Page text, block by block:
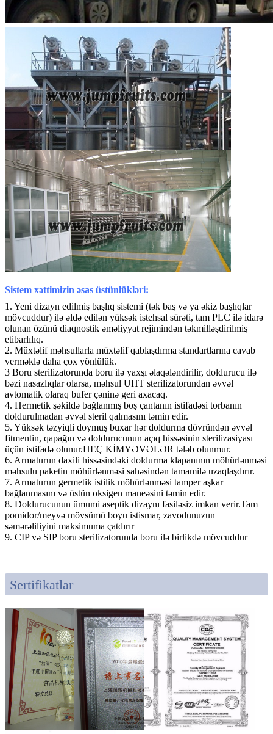
Sistem xəttimizin əsas üstünlükləri:
1. Yeni dizayn edilmiş başlıq sistemi (tək baş və ya əkiz başlıqlar
mövcuddur) ilə əldə edilən yüksək istehsal sürəti, tam PLC ilə idarə
olunan özünü diaqnostik əməliyyat rejimindən təkmilləşdirilmiş
etibarlılıq.
2. Müxtəlif məhsullarla müxtəlif qablaşdırma standartlarına cavab
verməklə daha çox yönlülük.
3 Boru sterilizatorunda boru ilə yaxşı əlaqələndirilir, doldurucu ilə
bəzi nasazlıqlar olarsa, məhsul UHT sterilizatorundan əvvəl
avtomatik olaraq bufer çəninə geri axacaq.
4. Hermetik şəkildə bağlanmış boş çantanın istifadəsi torbanın
doldurulmadan əvvəl steril qalmasını təmin edir.
5. Yüksək təzyiqli doymuş buxar hər doldurma dövründən əvvəl
fitmentin, qapağın və doldurucunun açıq hissəsinin sterilizasiyası
üçün istifadə olunur.HEÇ KİMYƏVƏLƏR tələb olunmur.
6. Armaturun daxili hissəsindəki doldurma klapanının möhürlənməsi
məhsulu paketin möhürlənməsi sahəsindən tamamilə uzaqlaşdırır.
7. Armaturun germetik istilik möhürlənməsi tamper aşkar
bağlanmasını və üstün oksigen maneəsini təmin edir.
8. Doldurucunun ümumi aseptik dizaynı fasiləsiz imkan verir.Tam
pomidor/meyvə mövsümü boyu istismar, zavodunuzun
səmərəliliyini maksimuma çatdırır
9. CIP və SIP boru sterilizatorunda boru ilə birlikdə mövcuddur
Sertifikatlar